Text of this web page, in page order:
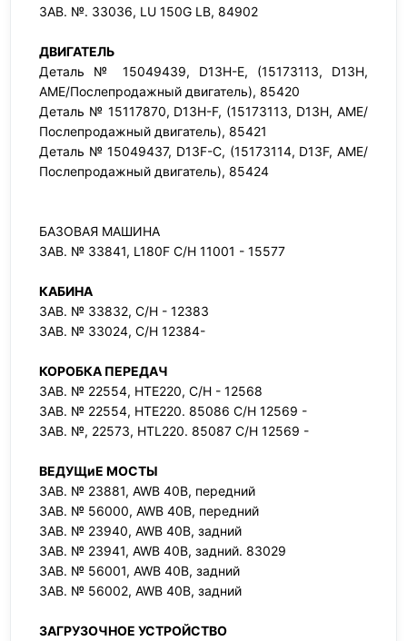
ЗАВ. №. 33036, LU 150G LB, 84902
ДВИГАТЕЛЬ
Деталь № 15049439, D13H-E, (15173113, D13H,
AME/Послепродажный двигатель), 85420
Деталь № 15117870, D13H-F, (15173113, D13H, AME/
Послепродажный двигатель), 85421
Деталь № 15049437, D13F-C, (15173114, D13F, AME/
Послепродажный двигатель), 85424
БАЗОВАЯ МАШИНА
ЗАВ. № 33841, L180F C/H 11001 - 15577
КАБИНА
ЗАВ. № 33832, С/Н - 12383
ЗАВ. № 33024, С/Н 12384-
КОРОБКА ПЕРЕДАЧ
ЗАВ. № 22554, HTE220, С/Н - 12568
ЗАВ. № 22554, HTE220. 85086 С/Н 12569 -
ЗАВ. №, 22573, HTL220. 85087 С/Н 12569 -
ВЕДУЩиЕ МОСТЫ
ЗАВ. № 23881, AWB 40B, передний
ЗАВ. № 56000, AWB 40B, передний
ЗАВ. № 23940, AWB 40B, задний
ЗАВ. № 23941, AWB 40B, задний. 83029
ЗАВ. № 56001, AWB 40B, задний
ЗАВ. № 56002, AWB 40B, задний
ЗАГРУЗОЧНОЕ УСТРОЙСТВО